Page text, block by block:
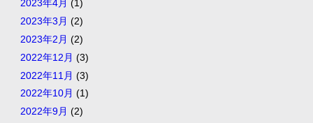
2023年4月 (1)
2023年3月 (2)
2023年2月 (2)
2022年12月 (3)
2022年11月 (3)
2022年10月 (1)
2022年9月 (2)